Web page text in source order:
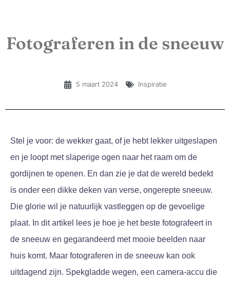
Fotograferen in de sneeuw
5 maart 2024 Inspiratie
Stel je voor: de wekker gaat, of je hebt lekker uitgeslapen
en je loopt met slaperige ogen naar het raam om de
gordijnen te openen. En dan zie je dat de wereld bedekt
is onder een dikke deken van verse, ongerepte sneeuw.
Die glorie wil je natuurlijk vastleggen op de gevoelige
plaat. In dit artikel lees je hoe je het beste fotografeert in
de sneeuw en gegarandeerd met mooie beelden naar
huis komt. Maar fotograferen in de sneeuw kan ook
uitdagend zijn. Spekgladde wegen, een camera-accu die